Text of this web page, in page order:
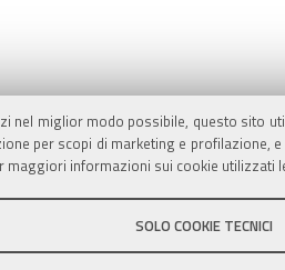
nel miglior modo possibile, questo sito
per scopi di marketing e
maggiori informazioni sui cookie utilizzati
SOLO COOKIE TECNICI